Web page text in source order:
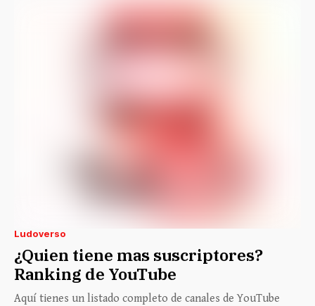
Ludoverso
¿Quien tiene mas suscriptores?
Ranking de YouTube
Aquí tienes un listado completo de canales de YouTube